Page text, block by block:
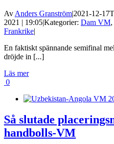
AvAnders Granström|2021-12-
2021 | 19:05|Kategorier: Dam VM,
Frankrike|
En faktiskt spännande semifinal
dröjde in [...]
Läs mer
0
Så slutade
handbolls-VM